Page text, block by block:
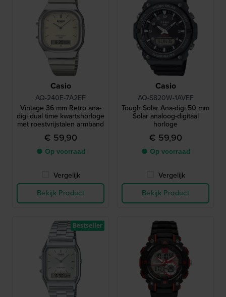
Casio
AQ-240E-7A2EF
Vintage 36 mm Retro ana-
digi dual time kwartshorloge
met roestvrijstalen armband
€ 59,90
● Op voorraad
Vergelijk
Bekijk Product
Casio
AQ-S820W-1AVEF
Tough Solar Ana-digi 50 mm
Solar analoog-digitaal
horloge
€ 59,90
● Op voorraad
Vergelijk
Bekijk Product
Bestseller